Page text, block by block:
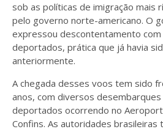
sob as políticas de imigração mais
pelo governo norte-americano. O
expressou descontentamento
deportados, prática que já havia
anteriormente.
A chegada desses voos tem sido
anos, com diversos
deportados ocorrendo no
Confins. As autoridades